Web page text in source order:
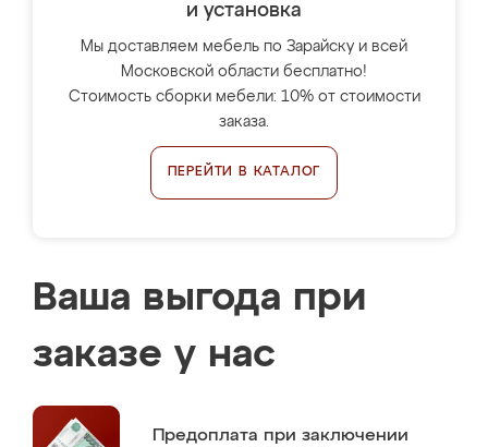
и установка
Мы доставляем мебель по Зарайску и всей
Московской области бесплатно!
Стоимость сборки мебели: 10% от стоимости
заказа.
ПЕРЕЙТИ В КАТАЛОГ
Ваша выгода при
заказе у нас
Предоплата при заключении